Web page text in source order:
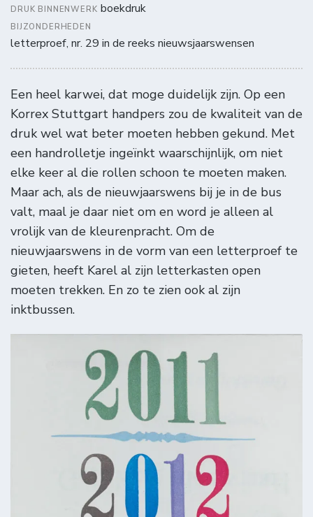
DRUK BINNENWERK boekdruk
BIJZONDERHEDEN
letterproef, nr. 29 in de reeks nieuwsjaarswensen
Een heel karwei, dat moge duidelijk zijn. Op een
Korrex Stuttgart handpers zou de kwaliteit van de
druk wel wat beter moeten hebben gekund. Met
een handrolletje ingeïnkt waarschijnlijk, om niet
elke keer al die rollen schoon te moeten maken.
Maar ach, als de nieuwjaarswens bij je in de bus
valt, maal je daar niet om en word je alleen al
vrolijk van de kleurenpracht. Om de
nieuwjaarswens in de vorm van een letterproef te
gieten, heeft Karel al zijn letterkasten open
moeten trekken. En zo te zien ook al zijn
inktbussen.